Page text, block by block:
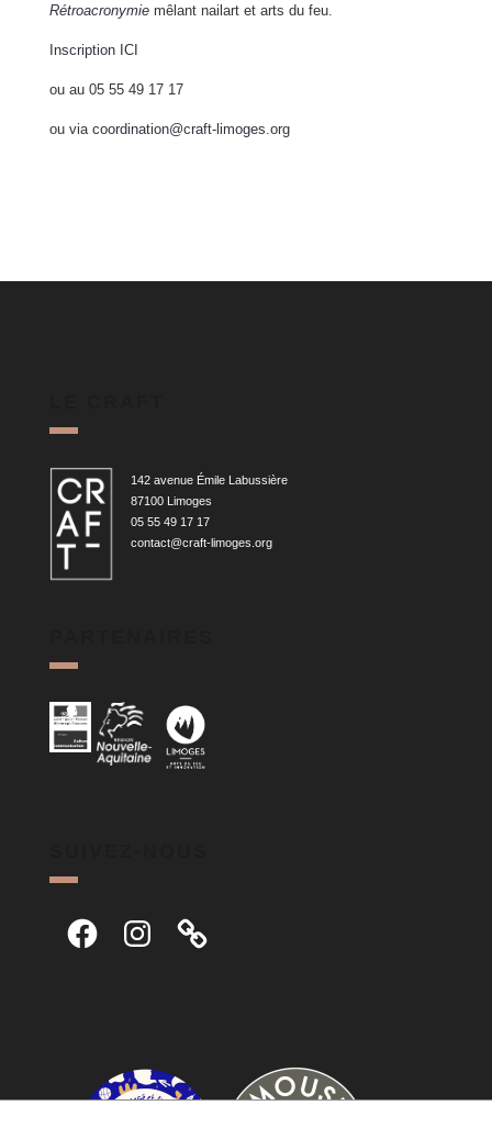
Rétroacronymie mêlant nailart et arts du feu.
Inscription ICI
ou au 05 55 49 17 17
ou via coordination@craft-limoges.org
142 avenue Émile Labussière
87100 Limoges
05 55 49 17 17
contact@craft-limoges.org
FacebookInstagram